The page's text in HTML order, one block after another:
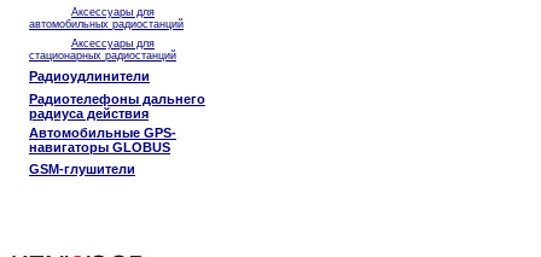
Аксессуары для
автомобильных радиостанций
Аксессуары для
стационарных радиостанций
Радиоудлинители
Радиотелефоны дальнего
радиуса действия
Автомобильные GPS-
навигаторы GLOBUS
GSM-глушители